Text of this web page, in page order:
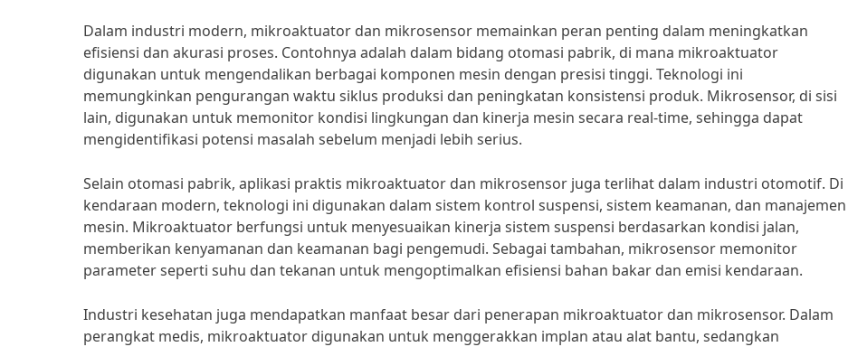
Dalam industri modern, mikroaktuator dan mikrosensor memainkan peran penting dalam meningkatkan
efisiensi dan akurasi proses. Contohnya adalah dalam bidang otomasi pabrik, di mana mikroaktuator
digunakan untuk mengendalikan berbagai komponen mesin dengan presisi tinggi. Teknologi ini
memungkinkan pengurangan waktu siklus produksi dan peningkatan konsistensi produk. Mikrosensor, di sisi
lain, digunakan untuk memonitor kondisi lingkungan dan kinerja mesin secara real-time, sehingga dapat
mengidentifikasi potensi masalah sebelum menjadi lebih serius.
Selain otomasi pabrik, aplikasi praktis mikroaktuator dan mikrosensor juga terlihat dalam industri otomotif. Di
kendaraan modern, teknologi ini digunakan dalam sistem kontrol suspensi, sistem keamanan, dan manajemen
mesin. Mikroaktuator berfungsi untuk menyesuaikan kinerja sistem suspensi berdasarkan kondisi jalan,
memberikan kenyamanan dan keamanan bagi pengemudi. Sebagai tambahan, mikrosensor memonitor
parameter seperti suhu dan tekanan untuk mengoptimalkan efisiensi bahan bakar dan emisi kendaraan.
Industri kesehatan juga mendapatkan manfaat besar dari penerapan mikroaktuator dan mikrosensor. Dalam
perangkat medis, mikroaktuator digunakan untuk menggerakkan implan atau alat bantu, sedangkan